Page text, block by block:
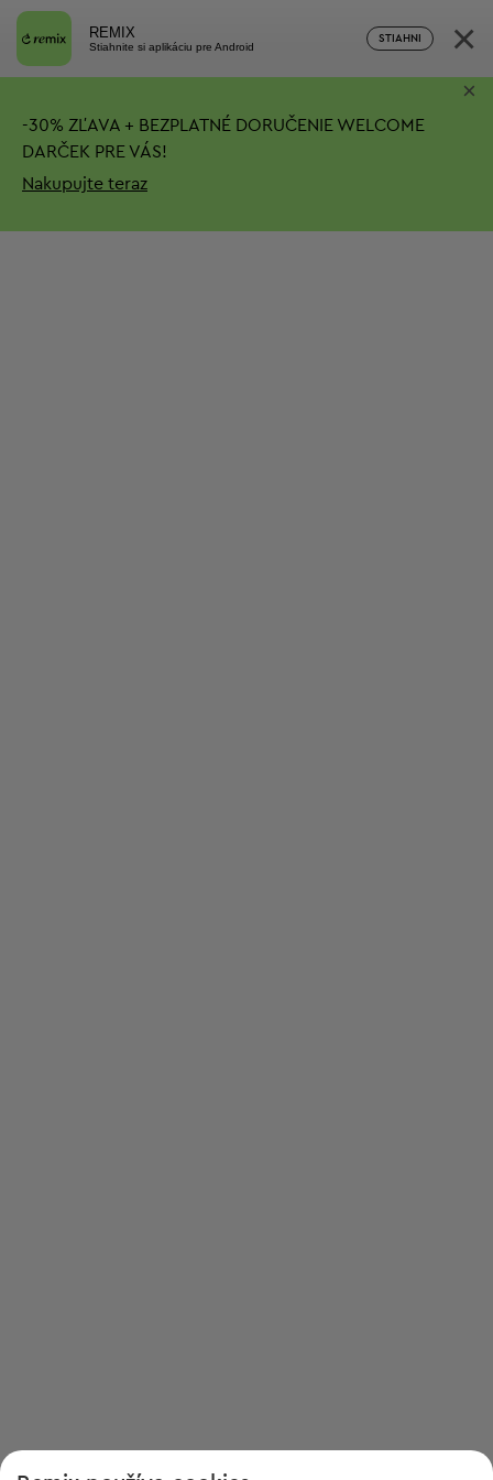
REMIX
Stiahnite si aplikáciu pre Android
STIAHNI ×
-30% ZĽAVA + BEZPLATNÉ DORUČENIE WELCOME
DARČEK PRE VÁS!
Nakupujte teraz
×